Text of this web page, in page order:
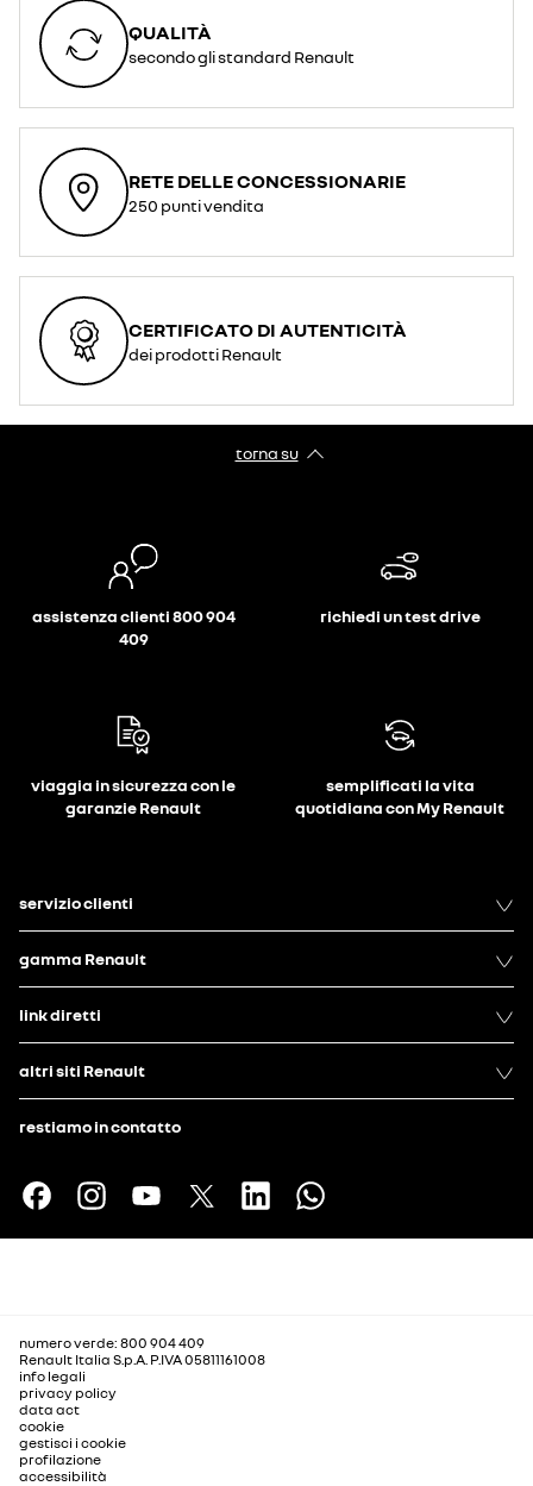
QUALITÀ
secondo gli standard Renault
RETE DELLE CONCESSIONARIE
250 punti vendita
CERTIFICATO DI AUTENTICITÀ
dei prodotti Renault
torna su
assistenza clienti 800 904
409
richiedi un test drive
viaggia in sicurezza con le
garanzie Renault
semplificati la vita
quotidiana con My Renault
servizio clienti
gamma Renault
link diretti
altri siti Renault
restiamo in contatto
numero verde: 800 904 409
Renault Italia S.p.A. P.IVA 05811161008
info legali
privacy policy
data act
cookie
gestisci i cookie
profilazione
accessibilità